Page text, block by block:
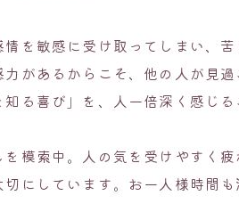
を敏感に受け取ってしまい、
があるからこそ、他の人が見
る喜び」を、人一倍深く感じ
模索中。人の気を受けやすく
にしています。お一人様時間